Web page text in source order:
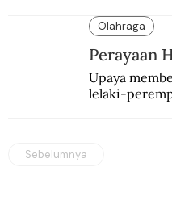
Olahraga
Perayaan
Upaya
lelaki-
Sebelumnya